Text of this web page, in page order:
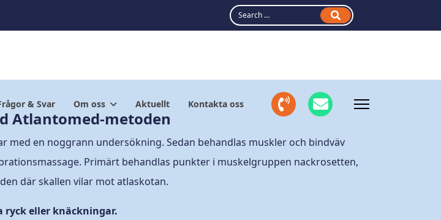
Search
& Svar Om oss Aktuellt Kontakta oss
fas
fa-
volume
fas
fa-
Atlantomed-metoden
med en noggrann undersökning. Sedan behandlas muskler och bindväv
Primärt behandlas punkter i muskelgruppen nackrosetten,
där skallen vilar mot atlaskotan.
ryck eller knäckningar.